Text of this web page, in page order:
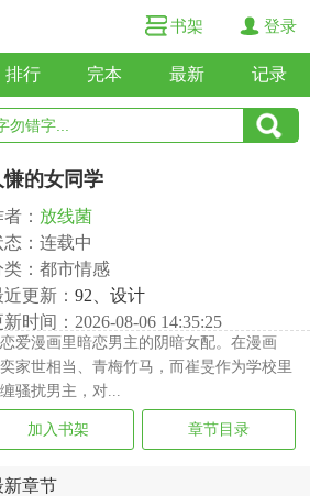
书架 登录
排行 完本 最新 记录
慊的女同学
： 放线菌
态：连载中
类：都市情感
更新： 92、设计
新时间：2026-08-06 14:35:25
爱漫画里暗恋男主的阴暗女配。在漫画
家世相当、青梅竹马，而崔旻作为学校里
骚扰男主，对...
加入书架 章节目录
新章节